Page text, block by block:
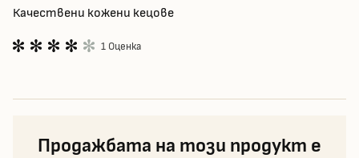
Качествени кожени кецове
1 Оценка
Продажбата на този продукт е